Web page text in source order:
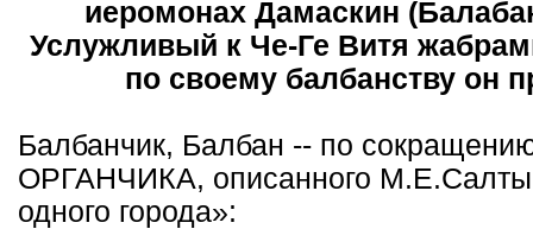
иеромонах Дамаскин
Услужливый к Че-Ге Витя
по своему балбанству он
Балбанчик, Балбан -- по
ОРГАНЧИКА, описанного
одного города»: